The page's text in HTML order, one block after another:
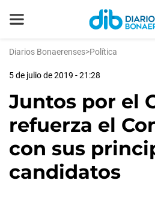
Diarios Bonaerenses>Política
5 de julio de 2019 - 21:28
Juntos por el
refuerza el
con sus
candidatos